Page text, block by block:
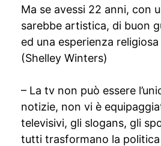
Ma se avessi 22 anni, con
sarebbe artistica, di buon
ed una esperienza
(Shelley Winters)
– La tv non può essere
notizie, non vi è
televisivi, gli slogans, gli
tutti trasformano la